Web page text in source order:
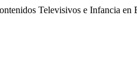
Televisivos e Infancia en